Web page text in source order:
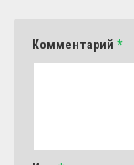
Комментарий *